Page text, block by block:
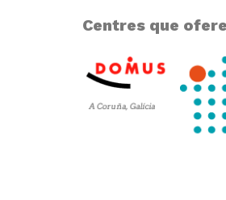
Centres que